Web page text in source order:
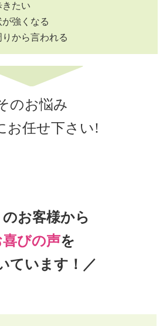
きたい
強くなる
から言われる
のお悩み
お任せ下さい!
お客様から
喜びの声を
ています！／